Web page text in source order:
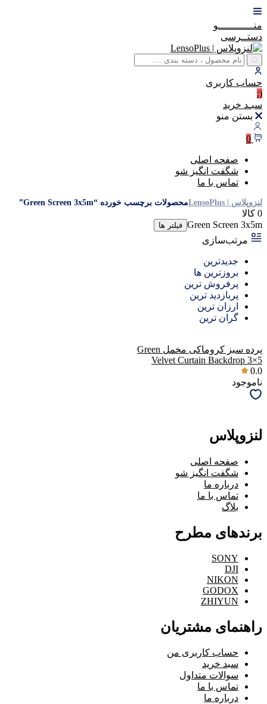
منــــــــــــو
دستــرسی
حساب کاربری
(:
سبـد خرید
بستن منو
0
صفحه اصلی
شگفت انگیز شو
تماس با ما
لنزوپلاس | LensoPlus محصولات برچسب خورده “Green Screen 3x5m”
0 کالا
Green Screen 3x5m فیلتر ها
مرتب‌سازی
جدیدترین
بروزترین ها
پرفروش ترین
پربازدید ترین
ارزان ترین
گران ترین
پرده سبز کروماکی مخمل Green
Velvet Curtain Backdrop 3×5
0.0
ناموجود
لنزوپلاس
صفحه اصلی
شگفت انگیز شو
درباره ما
تماس با ما
بلاگ
برندهای مطرح
SONY
DJI
NIKON
GODOX
ZHIYUN
راهنمای مشتریان
حساب کاربری من
سبد خرید
سوالات متداول
تماس با ما
درباره ما